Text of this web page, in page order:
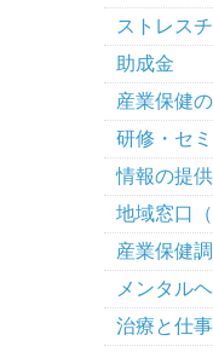
ストレス
助成金
産業保健
研修・セ
情報の提供
地域窓口
産業保健
メンタル
治療と仕